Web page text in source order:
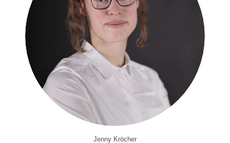
Jenny Kröcher